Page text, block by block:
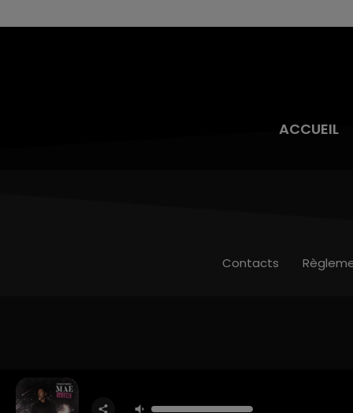
ACCUEIL
Contacts